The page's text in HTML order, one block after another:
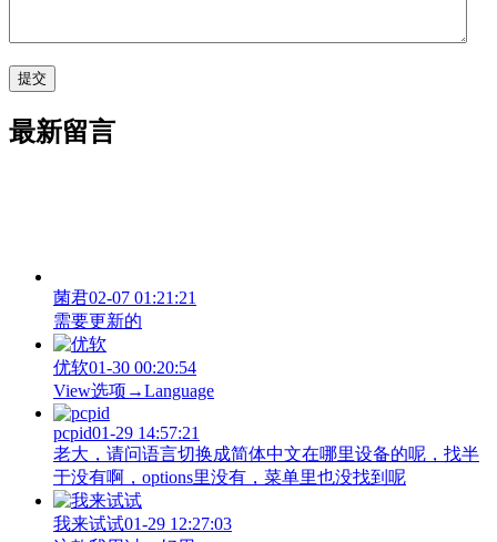
最新留言
菌君02-07 01:21:21
需要更新的
优软01-30 00:20:54
View‌选项→Language
pcpid01-29 14:57:21
老大，请问语言切换成简体中文在哪里设备的呢，找半
于没有啊，options里没有，菜单里也没找到呢
我来试试01-29 12:27:03